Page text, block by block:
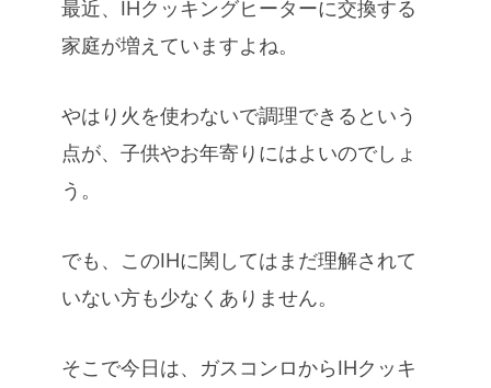
最近、IHクッキングヒーターに交換する
家庭が増えていますよね。
やはり火を使わないで調理できるという
点が、子供やお年寄りにはよいのでしょ
う。
でも、このIHに関してはまだ理解されて
いない方も少なくありません。
そこで今日は、ガスコンロからIHクッキ